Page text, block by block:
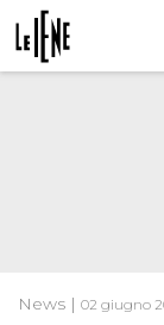
News | 02 giugno